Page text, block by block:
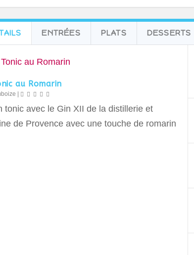
ENTRÉES PLATS DESSERTS
au Romarin
tonic avec le Gin XII de la distillerie et
de Provence avec une touche de romarin